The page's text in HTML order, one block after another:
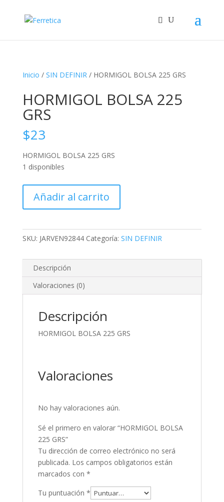
Inicio / SIN DEFINIR/ HORMIGOL BOLSA 225 GRS
HORMIGOL BOLSA 225
GRS
$23
HORMIGOL BOLSA 225 GRS
1 disponibles
BOLSA
225
cantidad
Añadir al carrito
SKU: JARVEN92844 Categoría: SIN DEFINIR
Descripción
Valoraciones (0)
Descripción
HORMIGOL BOLSA 225 GRS
Valoraciones
No hay valoraciones aún.
Sé el primero en valorar “HORMIGOL BOLSA
225 GRS”
Tu dirección de correo electrónico no será
publicada. Los campos obligatorios están
marcados con *
Tu puntuación *